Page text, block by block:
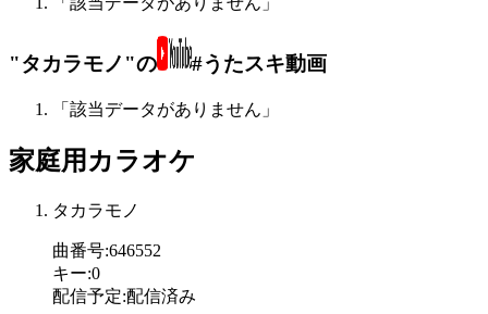
"タカラモノ"の #うたスキ動画
「該当データがありません」
家庭用カラオケ
タカラモノ
曲番号:646552
キー:0
配信予定:配信済み